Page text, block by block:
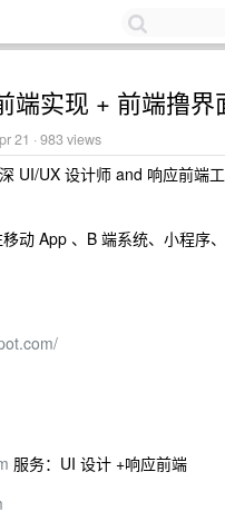
端实现 + 前端撸界
21 · 983 views
UI/UX 设计师 and 响应前端
动 App 、B 端系统、小程序
服务：UI 设计 +响应前端